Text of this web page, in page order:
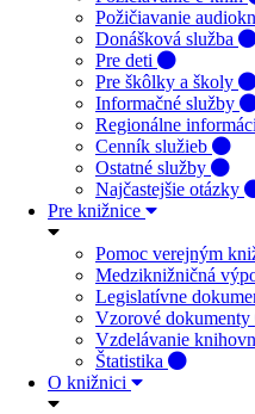
Požičiavanie
Donášková služba
Pre deti
Pre škôlky a školy
Informačné služby
Regionálne
Cenník služieb
Ostatné služby
Najčastejšie otázky
Pre knižnice
Pomoc verejným
Medziknižničná
Legislatívne
Vzorové dokumenty
Vzdelávanie
Štatistika
O knižnici